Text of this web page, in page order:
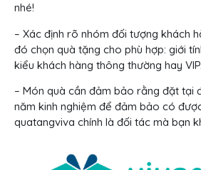
nhé!
– Xác định rõ nhóm đối tượng khách
đó chọn quà tặng cho phù hợp: giới
kiểu khách hàng thông thường hay VIP.
– Món quà cần đảm bảo rằng đặt tại
năm kinh nghiệm để đảm bảo có
quatangviva chính là đối tác mà bạn